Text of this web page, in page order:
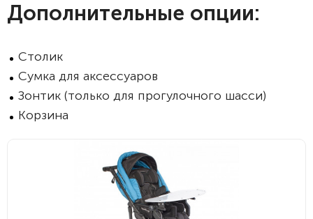
Дополнительные опции:
Столик
Сумка для аксессуаров
Зонтик (только для прогулочного шасси)
Корзина